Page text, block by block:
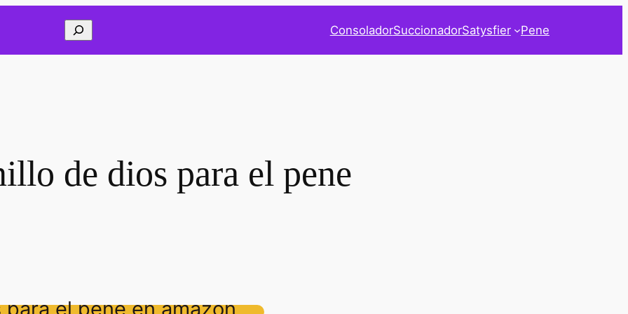
Buscar ConsoladorSuccionadorSatysfier Pene
de dios para el pene
el pene en amazon